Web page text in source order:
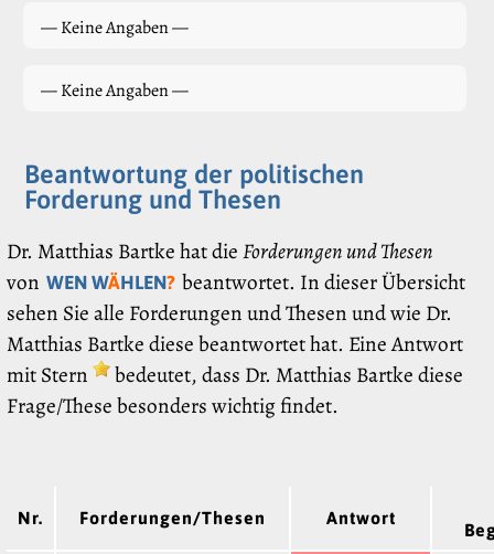
— Keine Angaben —
— Keine Angaben —
Beantwortung der politischen
Forderung und Thesen
Dr. Matthias Bartke hat dieForderungen und Thesen
von WEN WÄHLEN? beantwortet. In dieser Übersicht
sehen Sie alle Forderungen und Thesen und wie Dr.
Matthias Bartke diese beantwortet hat. Eine Antwort
mit Stern
bedeutet, dass Dr. Matthias Bartke diese
Frage/These besonders wichtig findet.
Nr. Forderungen/Thesen Antwort